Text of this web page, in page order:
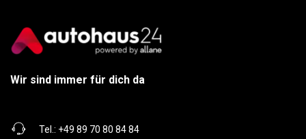
Wir sind immer für dich da
Tel.: +49 89 70 80 84 84